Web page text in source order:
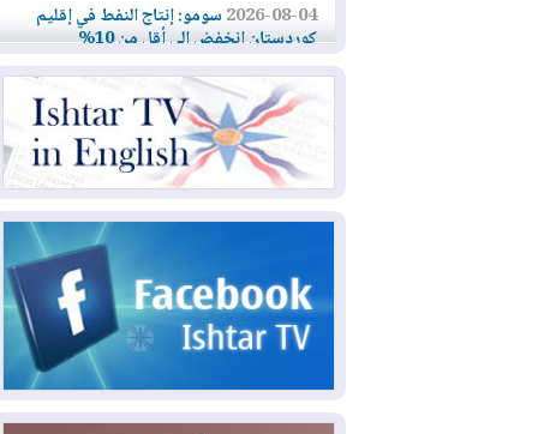
2026-08-04سومو: إنتاج النفط في إقليم
كوردستان انخفض إلى أقل من 10%
2026-08-04 ملفات حقبة الكاظمي تعود إلى
الواجهة.. أنباء عن مراجعات قضائية
وتحقيقات أوسع في قضايا فساد
الرئاسية ويحذر من "حرب أهلية" في
2026-08-03رئيس إقليم كوردستان في
دمشق في زيارة رسمية
2026-08-03العراق يؤكد مجدداً التزامه
بمنع الهجمات على الدول المجاورة